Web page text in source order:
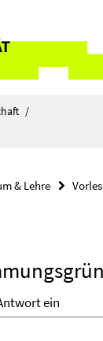
/
& Lehre
ein